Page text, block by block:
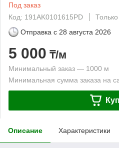
Под заказ
Код: 191AK0101615PD
Отправка с 28 августа 2026
5 000 ₸/м
Минимальный заказ — 1000 м
Минимальная сумма заказа на
Описание Характеристики